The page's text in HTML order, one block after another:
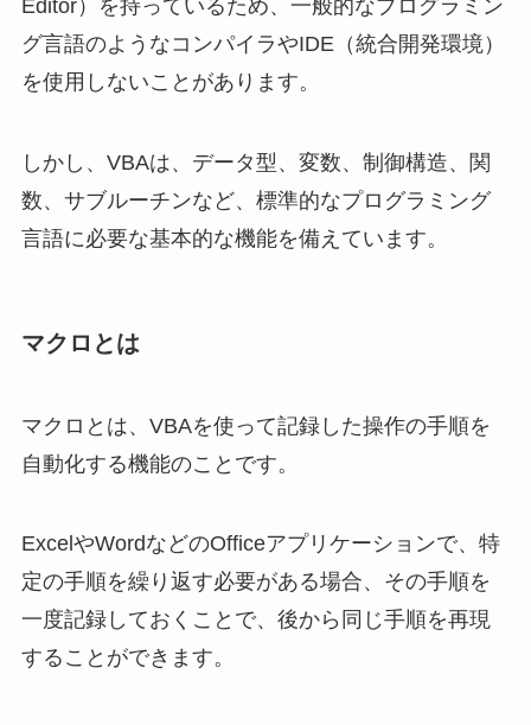
Editor）を持っているため、一般的なプログラミン
グ言語のようなコンパイラやIDE（統合開発環境）
を使用しないことがあります。
しかし、VBAは、データ型、変数、制御構造、関
数、サブルーチンなど、標準的なプログラミング
言語に必要な基本的な機能を備えています。
マクロとは
マクロとは、VBAを使って記録した操作の手順を
自動化する機能のことです。
ExcelやWordなどのOfficeアプリケーションで、特
定の手順を繰り返す必要がある場合、その手順を
一度記録しておくことで、後から同じ手順を再現
することができます。